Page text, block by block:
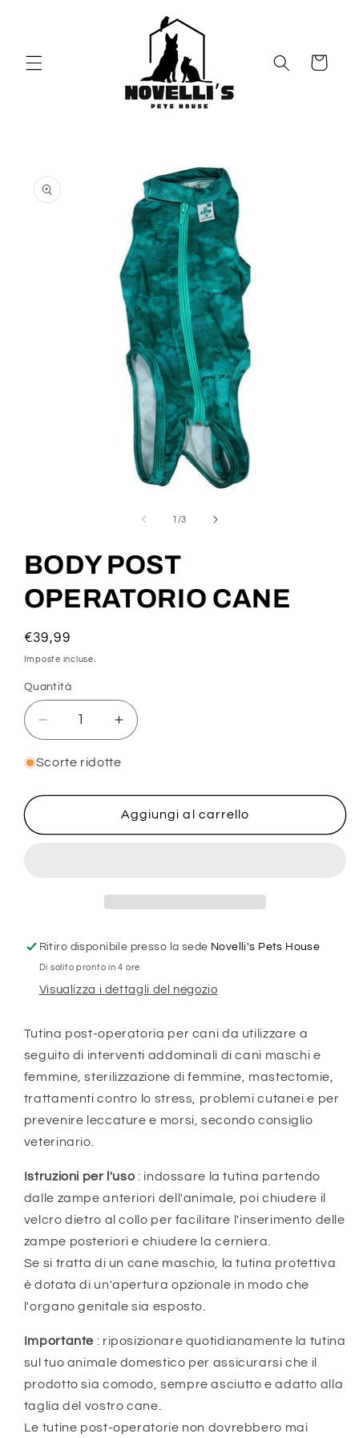
Carrello
informazioni
sul prodotto
finestra
modale
1 /su
3
BODY POST
OPERATORIO CANE
Prezzo
di
€39,99
Imposte incluse.
Quantità
Diminuisci
quantità
per
POST
OPERATORIO
CANE
Aumenta
quantità
per
POST
OPERATORIO
CANE
Scorte ridotte
Aggiungi al carrello
Ritiro disponibile presso la sede Novelli's Pets House
Di solito pronto in 4 ore
Visualizza i dettagli del negozio
Tutina post-operatoria per cani da utilizzare a
seguito di interventi addominali di cani maschi e
femmine, sterilizzazione di femmine, mastectomie,
trattamenti contro lo stress, problemi cutanei e per
prevenire leccature e morsi, secondo consiglio
veterinario.
Istruzioni per l'uso : indossare la tutina partendo
dalle zampe anteriori dell'animale, poi chiudere il
velcro dietro al collo per facilitare l'inserimento delle
zampe posteriori e chiudere la cerniera.
Se si tratta di un cane maschio, la tutina protettiva
è dotata di un'apertura opzionale in modo che
l'organo genitale sia esposto.
Importante : riposizionare quotidianamente la tutina
sul tuo animale domestico per assicurarsi che il
prodotto sia comodo, sempre asciutto e adatto alla
taglia del vostro cane.
Le tutine post-operatorie non dovrebbero mai